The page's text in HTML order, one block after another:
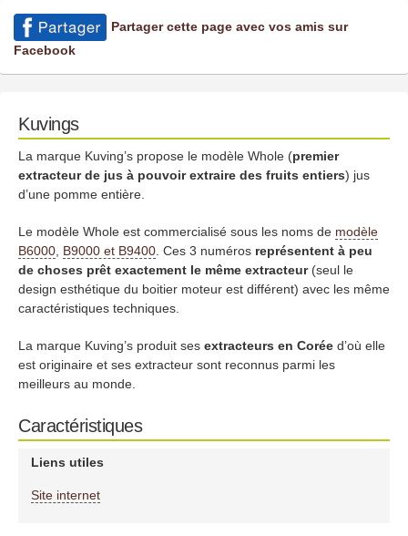
Partager cette page avec vos amis sur
Facebook
Kuvings
La marque Kuving’s propose le modèle Whole (premier
extracteur de jus à pouvoir extraire des fruits entiers) jus
d’une pomme entière.
Le modèle Whole est commercialisé sous les noms de modèle
B6000 B9000 et B9400 . Ces 3 numéros représentent à peu
de choses prêt exactement le même extracteur(seul le
design esthétique du boitier moteur est différent) avec les même
caractéristiques techniques.
La marque Kuving’s produit ses extracteurs en Corée d’où elle
est originaire et ses extracteur sont reconnus parmi les
meilleurs au monde.
Caractéristiques
Liens utiles
Site internet